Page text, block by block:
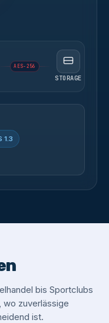
AES-256
STORAGE
1.3
bis Sportclubs
zuverlässige
ist.